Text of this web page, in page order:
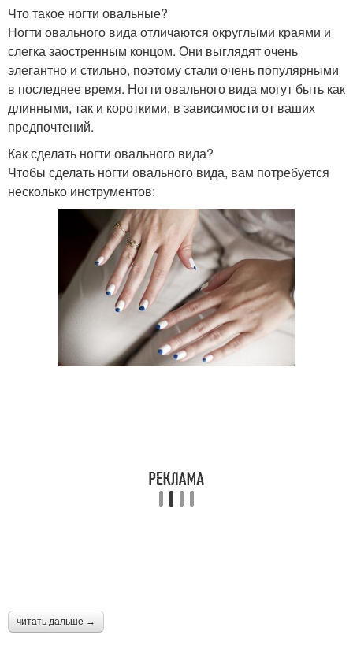
Что такое ногти овальные?
Ногти овального вида отличаются округлыми краями и
слегка заостренным концом. Они выглядят очень
элегантно и стильно, поэтому стали очень популярными
в последнее время. Ногти овального вида могут быть как
длинными, так и короткими, в зависимости от ваших
предпочтений.
Как сделать ногти овального вида?
Чтобы сделать ногти овального вида, вам потребуется
несколько инструментов:
читать дальше →